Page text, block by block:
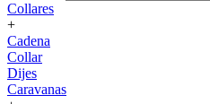
Collares
+
Cadena
Collar
Dijes
Caravanas